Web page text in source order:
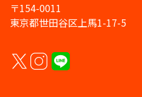
〒154-0011
東京都世田谷区上馬1-17-5